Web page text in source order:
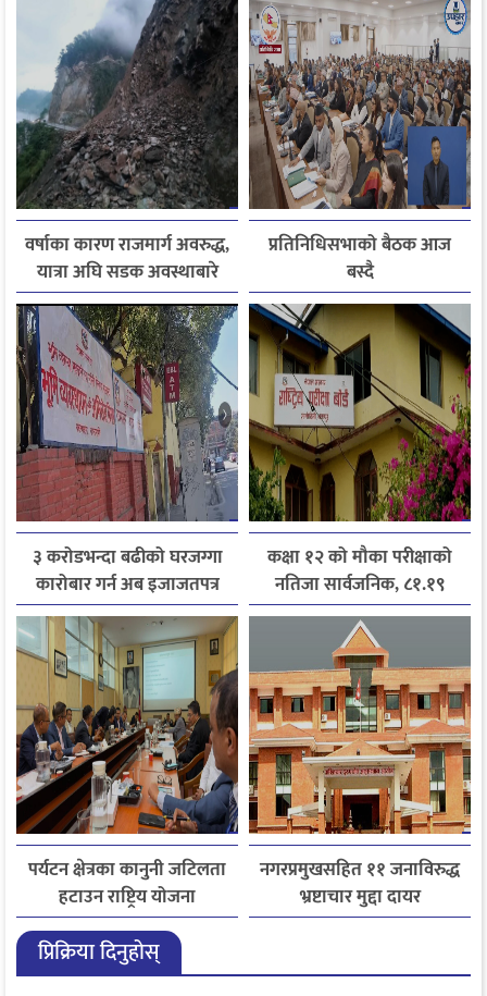
वर्षाका कारण राजमार्ग अवरुद्ध,
यात्रा अघि सडक अवस्थाबारे
जानकारी लिन आग्रह
प्रतिनिधिसभाको बैठक आज
बस्दै
३ करोडभन्दा बढीको घरजग्गा
कारोबार गर्न अब इजाजतपत्र
अनिवार्य
कक्षा १२ को मौका परीक्षाको
नतिजा सार्वजनिक, ८१.१९
प्रतिशत विद्यार्थी उत्तीर्ण
पर्यटन क्षेत्रका कानुनी जटिलता
हटाउन राष्ट्रिय योजना
आयोगसमक्ष होटल संघ
बागमतीका पाँचबुँदे माग
नगरप्रमुखसहित ११ जनाविरुद्ध
भ्रष्टाचार मुद्दा दायर
प्रिक्रिया दिनुहोस्